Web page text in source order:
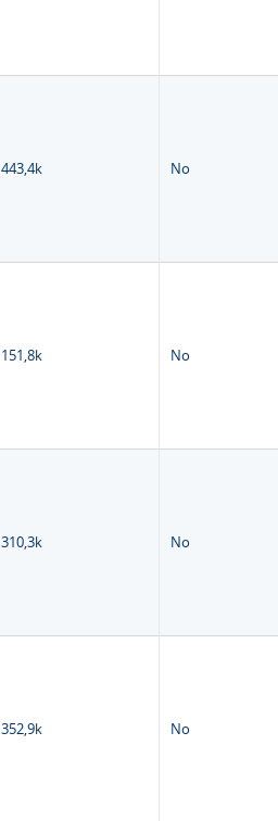
443,4k No
151,8k No
310,3k No
352,9k No